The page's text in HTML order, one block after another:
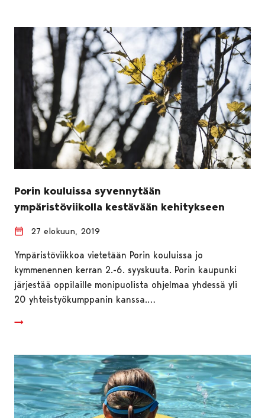
Porin kouluissa syvennytään
ympäristöviikolla kestävään kehitykseen
27 elokuun, 2019
Ympäristöviikkoa vietetään Porin kouluissa jo
kymmenennen kerran 2.-6. syyskuuta. Porin kaupunki
järjestää oppilaille monipuolista ohjelmaa yhdessä yli
20 yhteistyökumppanin kanssa.…